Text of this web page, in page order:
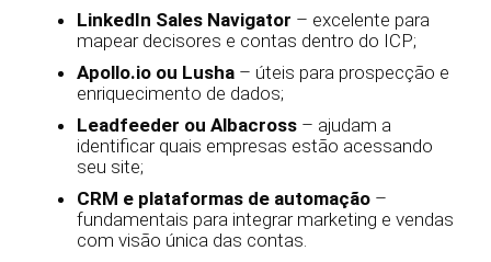
LinkedIn Sales Navigator – excelente para
mapear decisores e contas dentro do ICP;
Apollo.io ou Lusha – úteis para prospecção e
enriquecimento de dados;
Leadfeeder ou Albacross – ajudam a
identificar quais empresas estão acessando
seu site;
CRM e plataformas de automação –
fundamentais para integrar marketing e vendas
com visão única das contas.